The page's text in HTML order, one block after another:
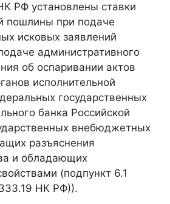
РФ установлены ставки
пошлины при подаче
исковых заявлений
административного
об оспаривании актов
исполнительной
государственных
банка Российской
внебюджетных
разъяснения
и обладающих
(подпункт 6.1
333.19 НК РФ)).